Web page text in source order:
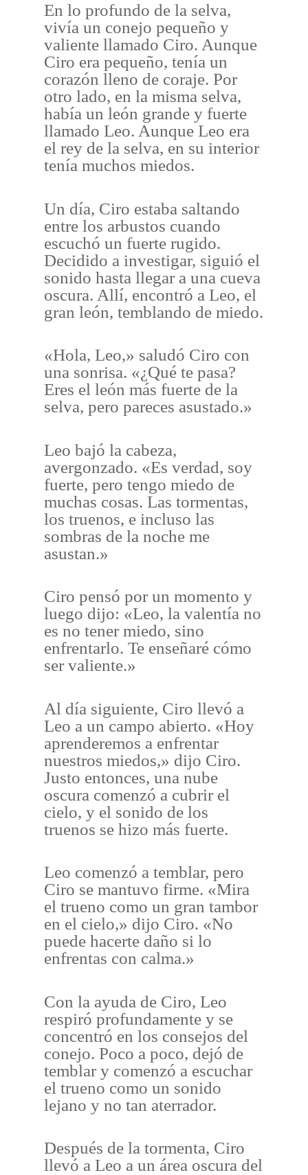
En lo profundo de la selva,
vivía un conejo pequeño y
valiente llamado Ciro. Aunque
Ciro era pequeño, tenía un
corazón lleno de coraje. Por
otro lado, en la misma selva,
había un león grande y fuerte
llamado Leo. Aunque Leo era
el rey de la selva, en su interior
tenía muchos miedos.
Un día, Ciro estaba saltando
entre los arbustos cuando
escuchó un fuerte rugido.
Decidido a investigar, siguió el
sonido hasta llegar a una cueva
oscura. Allí, encontró a Leo, el
gran león, temblando de miedo.
«Hola, Leo,» saludó Ciro con
una sonrisa. «¿Qué te pasa?
Eres el león más fuerte de la
selva, pero pareces asustado.»
Leo bajó la cabeza,
avergonzado. «Es verdad, soy
fuerte, pero tengo miedo de
muchas cosas. Las tormentas,
los truenos, e incluso las
sombras de la noche me
asustan.»
Ciro pensó por un momento y
luego dijo: «Leo, la valentía no
es no tener miedo, sino
enfrentarlo. Te enseñaré cómo
ser valiente.»
Al día siguiente, Ciro llevó a
Leo a un campo abierto. «Hoy
aprenderemos a enfrentar
nuestros miedos,» dijo Ciro.
Justo entonces, una nube
oscura comenzó a cubrir el
cielo, y el sonido de los
truenos se hizo más fuerte.
Leo comenzó a temblar, pero
Ciro se mantuvo firme. «Mira
el trueno como un gran tambor
en el cielo,» dijo Ciro. «No
puede hacerte daño si lo
enfrentas con calma.»
Con la ayuda de Ciro, Leo
respiró profundamente y se
concentró en los consejos del
conejo. Poco a poco, dejó de
temblar y comenzó a escuchar
el trueno como un sonido
lejano y no tan aterrador.
Después de la tormenta, Ciro
llevó a Leo a un área oscura del